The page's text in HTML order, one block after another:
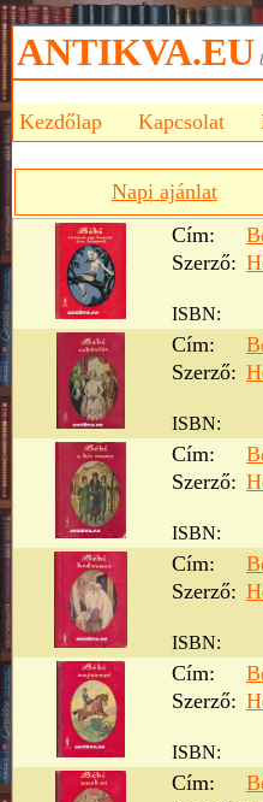
ANTIKVA.EU
Kezdőlap Kapcsolat
Napi ajánlat
Cím:
Szerző:
ISBN:
Cím:
Szerző:
ISBN:
Cím:
Szerző:
ISBN:
Cím:
Szerző:
ISBN:
Cím:
Szerző:
ISBN:
Cím: